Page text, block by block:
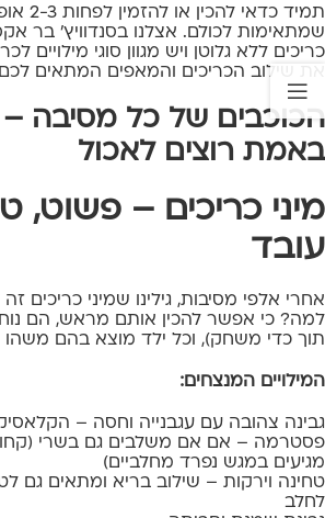
תמיד
שמתאימות לכולם. אצלנו בסנדוויץ' בר
כריכים ללא גלוטן ויש מגוון סוגי מילויים
את שילוב הכריכים והמאפים המתאים
הכוכבים של כל מסיבה –
באמת רוצים לאכול
מיני כריכים – פשוט,
עובד
אחרי אלפי מסיבות, גילינו שמיני כריכים
למה? כי אפשר להכין אותם מראש, הם
תוך כדי משחק), וכל ילד מוצא בהם משהו
המילויים המנצחים:
גבינה צהובה עם עגבנייה וחסה –
פסטרמה – אם אם משלבים גם בשרי (קחו
מגיעים במגש נפרד מחלביים)
טחינה וירקות – שילוב בריא ומתאים גם
לחלב